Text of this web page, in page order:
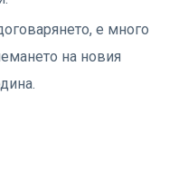
е много
на новия